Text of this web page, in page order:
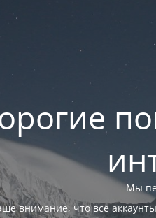
Мы
внимание, что все